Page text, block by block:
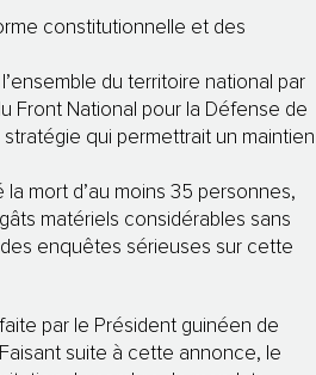
constitutionnelle et des
du territoire national par
Front National pour la Défense de
qui permettrait un maintien
mort d’au moins 35 personnes,
matériels considérables sans
enquêtes sérieuses sur cette
par le Président guinéen de
suite à cette annonce, le